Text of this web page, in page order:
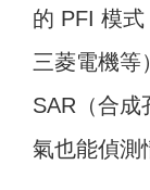
的 PFI 模式
三菱電機等
SAR（合成
氣也能偵測